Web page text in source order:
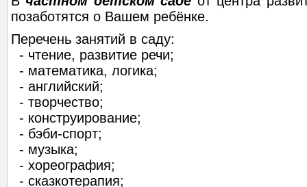
позаботятся о Вашем ребёнке.
Перечень занятий в саду:
- чтение, развитие речи;
- математика, логика;
- английский;
- творчество;
- конструирование;
- бэби-спорт;
- музыка;
- хореография;
- сказкотерапия;